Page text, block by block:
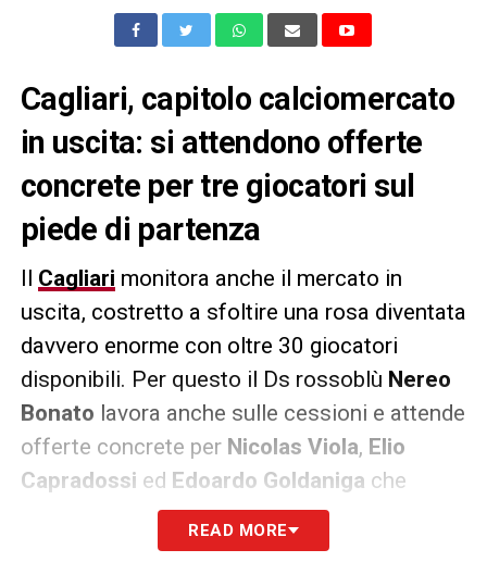
Cagliari, capitolo calciomercato
in uscita: si attendono offerte
concrete per tre giocatori sul
piede di partenza
Il Cagliari monitora anche il mercato in
uscita, costretto a sfoltire una rosa diventata
davvero enorme con oltre 30 giocatori
disponibili. Per questo il Ds rossoblù Nereo
Bonato lavora anche sulle cessioni e attende
offerte concrete per Nicolas Viola, Elio
Capradossi ed Edoardo Goldaniga che
davanti a buone proposte potrebbero dire
addio ai rossoblù. Lo scrive L’Unione Sarda.
READ MORE